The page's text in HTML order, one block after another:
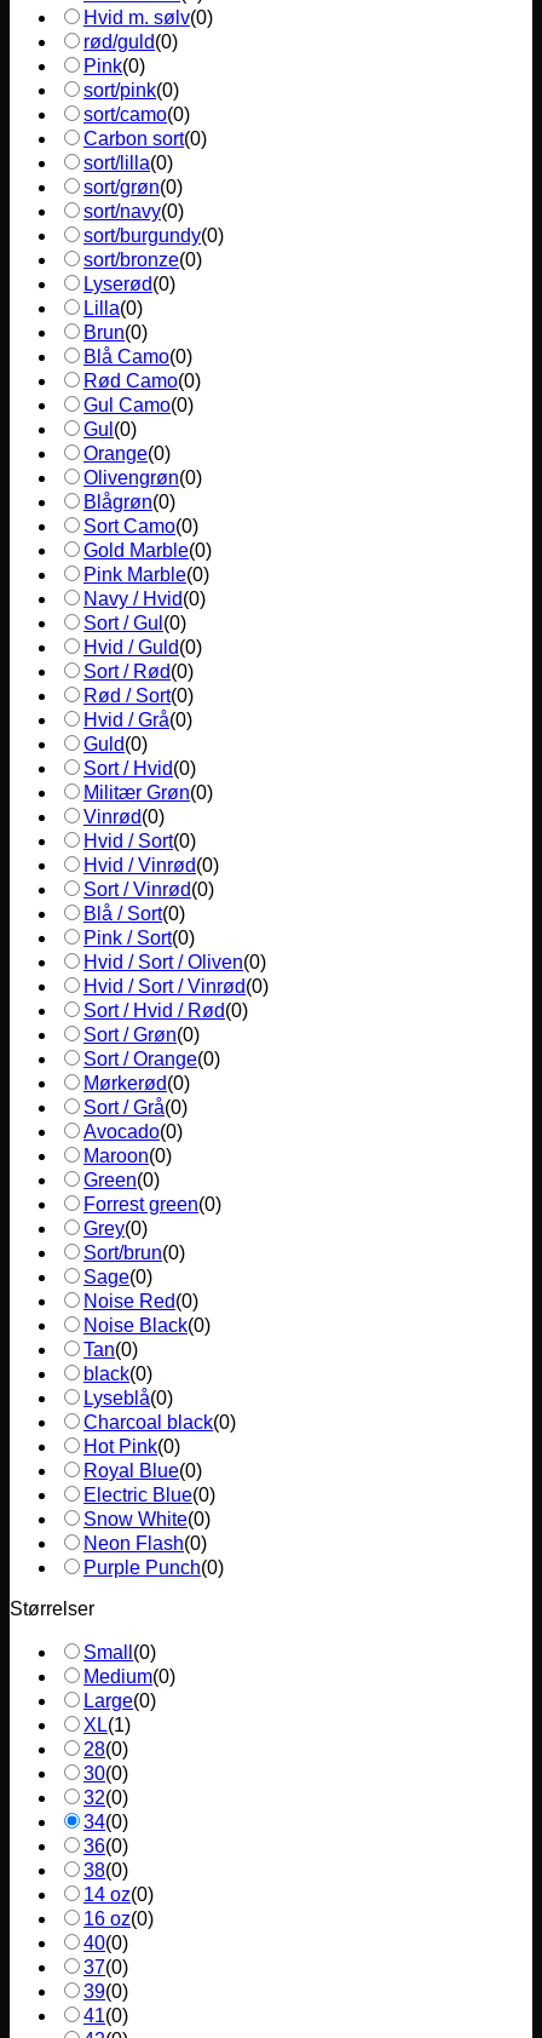
Hvid m. sølv(0)
rød/guld(0)
Pink(0)
sort/pink(0)
sort/camo(0)
Carbon sort(0)
sort/lilla(0)
sort/grøn(0)
sort/navy(0)
sort/burgundy(0)
sort/bronze(0)
Lyserød(0)
Lilla(0)
Brun(0)
Blå Camo(0)
Rød Camo(0)
Gul Camo(0)
Gul (0)
Orange(0)
Olivengrøn(0)
Blågrøn(0)
Sort Camo(0)
Gold Marble(0)
Pink Marble(0)
Navy / Hvid(0)
Sort / Gul (0)
Hvid / Guld(0)
Sort / Rød(0)
Rød / Sort(0)
Hvid / Grå(0)
Guld(0)
Sort / Hvid(0)
Militær Grøn(0)
Vinrød(0)
Hvid / Sort(0)
Hvid / Vinrød(0)
Sort / Vinrød(0)
Blå / Sort(0)
Pink / Sort(0)
Hvid / Sort / Oliven(0)
Hvid / Sort / Vinrød(0)
Sort / Hvid / Rød(0)
Sort / Grøn(0)
Sort / Orange(0)
Mørkerød(0)
Sort / Grå(0)
Avocado(0)
Maroon(0)
Green(0)
Forrest green(0)
Grey(0)
Sort/brun(0)
Sage(0)
Noise Red(0)
Noise Black(0)
Tan(0)
black(0)
Lyseblå(0)
Charcoal black(0)
Hot Pink(0)
Royal Blue(0)
Electric Blue(0)
Snow White(0)
Neon Flash(0)
Purple Punch(0)
Størrelser
Small (0)
Medium(0)
Large(0)
XL(1)
28(0)
30(0)
32(0)
34(0)
36(0)
38(0)
14 oz(0)
16 oz(0)
40(0)
37(0)
39(0)
41(0)